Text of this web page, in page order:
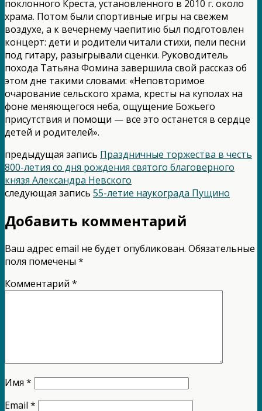
поклонного Креста, установленного в 2010 г. около
храма. Потом были спортивные игры на свежем
воздухе, а к вечернему чаепитию был подготовлен
концерт: дети и родители читали стихи, пели песни
под гитару, разыгрывали сценки. Руководитель
похода Татьяна Фомина завершила свой рассказ об
этом дне такими словами: «Неповторимое
очарование сельского храма, кресты на куполах на
фоне меняющегося неба, ощущение Божьего
присутствия и помощи — все это останется в сердце
детей и родителей».
предыдущая запись Праздничные торжества в честь
800-летия со дня рождения святого благоверного
князя Александра Невского
следующая запись 55-летие наукограда Пущино
Добавить комментарий
Ваш адрес email не будет опубликован. Обязательные
поля помечены *
Комментарий *
Имя *
Email *